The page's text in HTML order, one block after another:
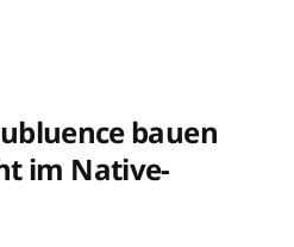
bauen
im Native-